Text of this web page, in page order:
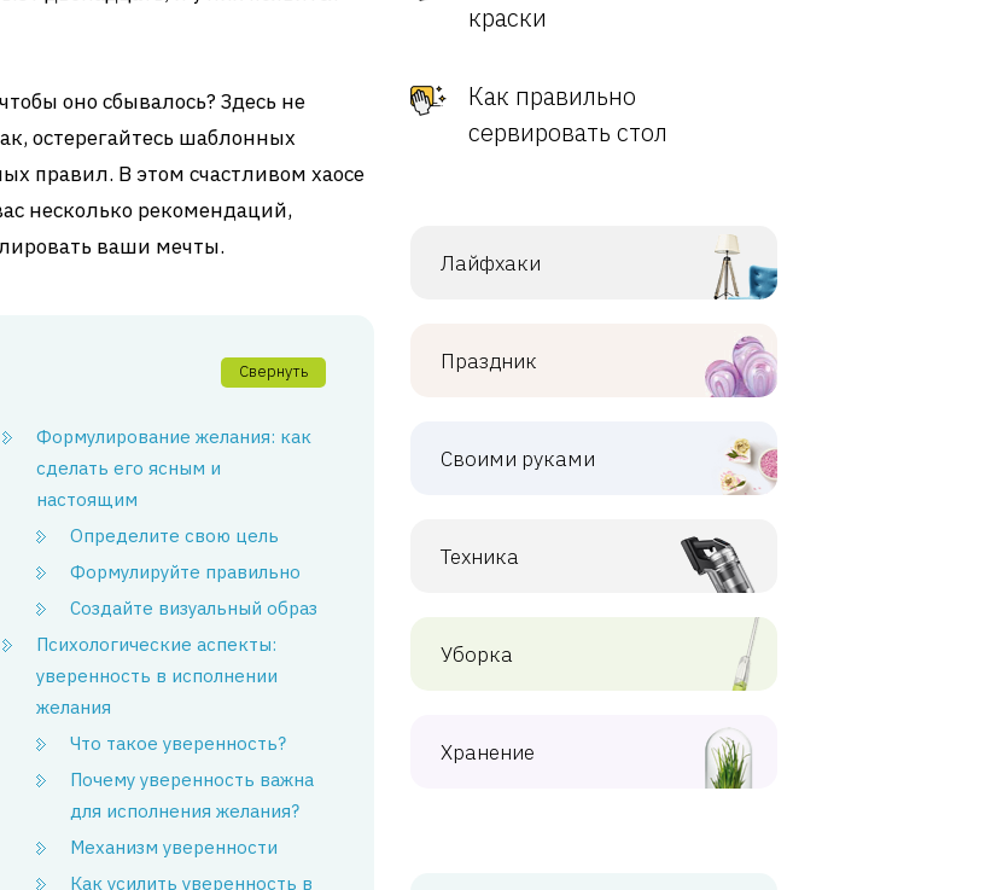
оно сбывалось? Здесь не
остерегайтесь шаблонных
правил. В этом счастливом хаосе
несколько рекомендаций,
ваши мечты.
Свернуть
Формулирование желания: как
сделать его ясным и
настоящим
Определите свою цель
Формулируйте правильно
Создайте визуальный образ
Психологические аспекты:
уверенность в исполнении
желания
Что такое уверенность?
Почему уверенность важна
для исполнения желания?
Механизм уверенности
Как усилить уверенность в
краски
Как правильно
сервировать стол
Лайфхаки
Праздник
Своими руками
Техника
Уборка
Хранение